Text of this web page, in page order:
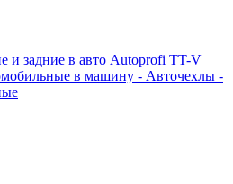
и задние в авто Autoprofi TT-V
в машину - Авточехлы -